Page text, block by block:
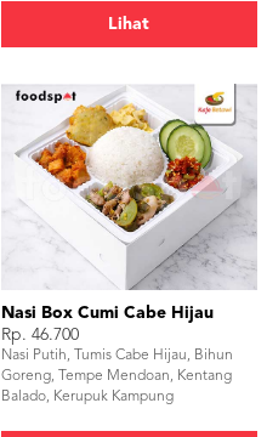
Lihat
Nasi Box Cumi Cabe Hijau
Rp. 46.700
Nasi Putih, Tumis Cabe Hijau, Bihun
Goreng, Tempe Mendoan, Kentang
Balado, Kerupuk Kampung